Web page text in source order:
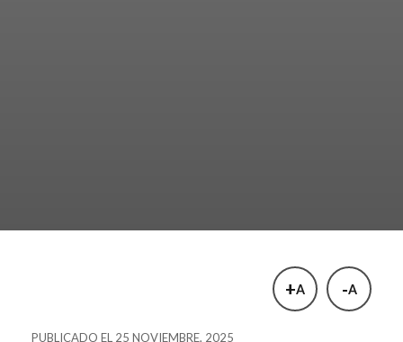
+A -A
PUBLICADO EL 25 NOVIEMBRE, 2025